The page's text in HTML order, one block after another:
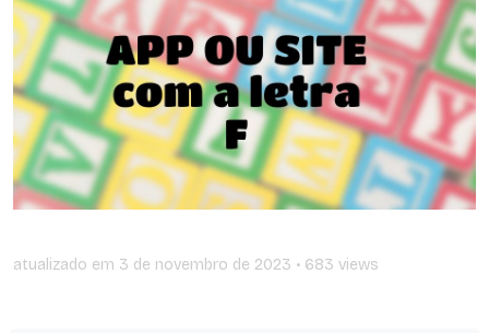
atualizado em 3 de novembro de 2023 • 683 views